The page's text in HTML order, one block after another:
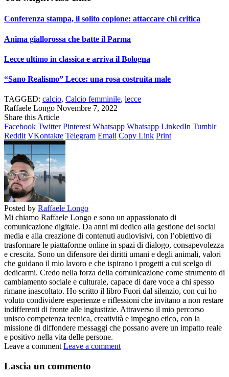
Conferenza stampa, il solito copione: attaccare chi critica
Anima giallorossa che batte il Parma
Lecce ultimo in classica e arriva il Bologna
“Sano Realismo” Lecce: una rosa costruita male
TAGGED: calcio, Calcio femminile, lecce
Raffaele Longo Novembre 7, 2022
Share this Article
Facebook Twitter Pinterest Whatsapp Whatsapp LinkedIn Tumblr
Reddit VKontakte Telegram Email Copy Link Print
Posted by Raffaele Longo
Mi chiamo Raffaele Longo e sono un appassionato di
comunicazione digitale. Da anni mi dedico alla gestione dei social
media e alla creazione di contenuti audiovisivi, con l’obiettivo di
trasformare le piattaforme online in spazi di dialogo, consapevolezza
e crescita. Sono un difensore dei diritti umani e degli animali, valori
che guidano il mio lavoro e che ispirano i progetti a cui scelgo di
dedicarmi. Credo nella forza della comunicazione come strumento di
cambiamento sociale e culturale, capace di dare voce a chi spesso
rimane inascoltato. Ho scritto il libro Fuori dal silenzio, con cui ho
voluto condividere esperienze e riflessioni che invitano a non restare
indifferenti di fronte alle ingiustizie. Attraverso il mio percorso
unisco competenza tecnica, creatività e impegno etico, con la
missione di diffondere messaggi che possano avere un impatto reale
e positivo nella vita delle persone.
Leave a comment Leave a comment
Lascia un commento